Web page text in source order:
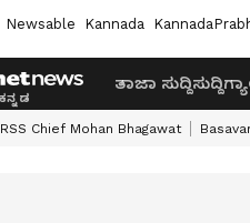
Newsable Kannada
ತಾಜಾ ಸುದ್ದಿಸುದ್ದಿ
RSS Chief Mohan Bhagawat